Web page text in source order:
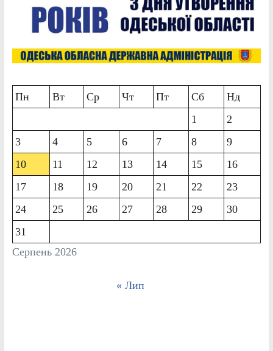
Серпень 2026
Пн Вт Ср Чт Пт Сб
Нд
1
2
3
4 5 6 7 8
9
10
11 12 13 14 15
16
17
18 19 20 21 22
23
24
25 26 27 28 29
30
31
« Лип